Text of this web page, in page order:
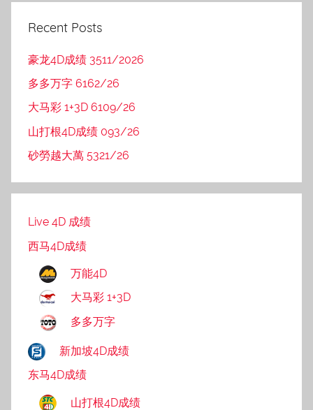
Recent Posts
豪龙4D成绩 3511/2026
多多万字 6162/26
大马彩 1+3D 6109/26
山打根4D成绩 093/26
砂勞越大萬 5321/26
Live 4D 成绩
西马4D成绩
万能4D
大马彩 1+3D
多多万字
新加坡4D成绩
东马4D成绩
山打根4D成绩